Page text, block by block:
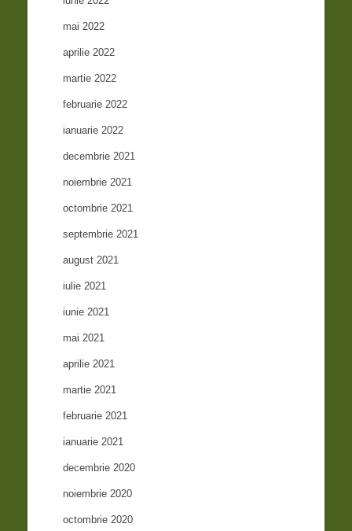
mai 2022
aprilie 2022
martie 2022
februarie 2022
ianuarie 2022
decembrie 2021
noiembrie 2021
octombrie 2021
septembrie 2021
august 2021
iulie 2021
iunie 2021
mai 2021
aprilie 2021
martie 2021
februarie 2021
ianuarie 2021
decembrie 2020
noiembrie 2020
octombrie 2020